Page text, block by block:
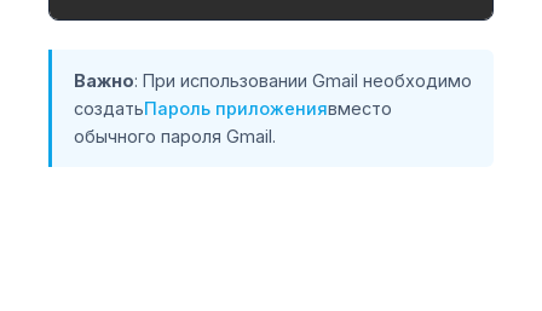
Важно: При использовании Gmail необходимо
создатьПароль приложениявместо
обычного пароля Gmail.